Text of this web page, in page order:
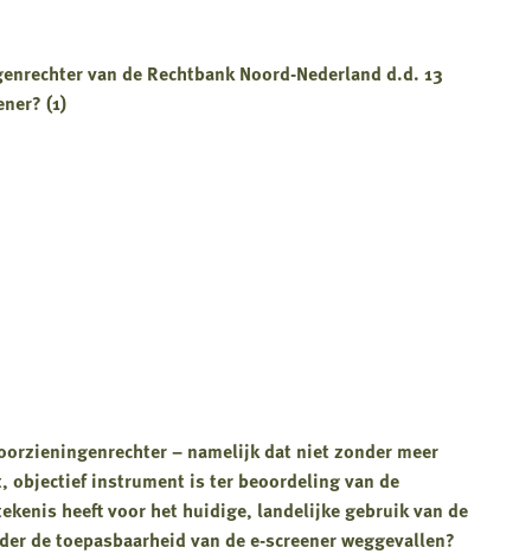
van de Rechtbank Noord-Nederland d.d. 13
(1)
– namelijk dat niet zonder meer
objectief instrument is ter beoordeling van de
heeft voor het huidige, landelijke gebruik van de
de toepasbaarheid van de e-screener weggevallen?